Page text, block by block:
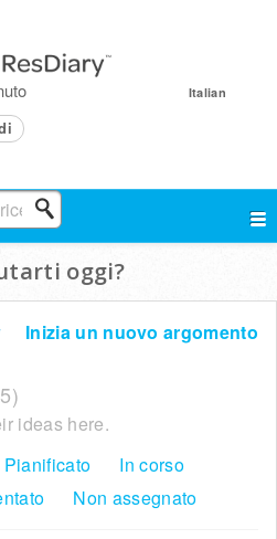
Italian
oggi?
Inizia un nuovo argomento
ideas here.
Pianificato
In corso
Non assegnato